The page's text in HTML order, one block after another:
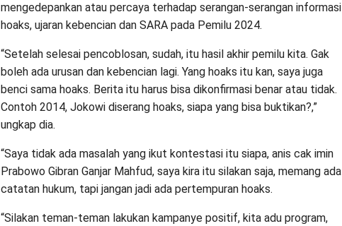
mengedepankan atau percaya terhadap serangan-serangan informasi
hoaks, ujaran kebencian dan SARA pada Pemilu 2024.
“Setelah selesai pencoblosan, sudah, itu hasil akhir pemilu kita. Gak
boleh ada urusan dan kebencian lagi. Yang hoaks itu kan, saya juga
benci sama hoaks. Berita itu harus bisa dikonfirmasi benar atau tidak.
Contoh 2014, Jokowi diserang hoaks, siapa yang bisa buktikan?,”
ungkap dia.
“Saya tidak ada masalah yang ikut kontestasi itu siapa, anis cak imin
Prabowo Gibran Ganjar Mahfud, saya kira itu silakan saja, memang ada
catatan hukum, tapi jangan jadi ada pertempuran hoaks.
“Silakan teman-teman lakukan kampanye positif, kita adu program,